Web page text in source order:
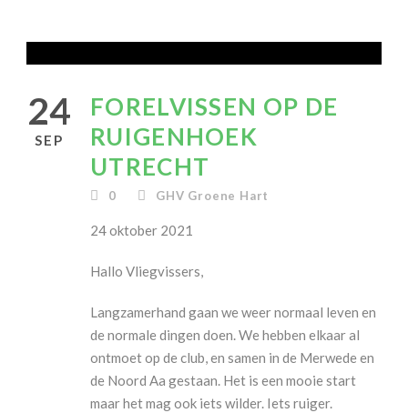
24
SEP
FORELVISSEN OP DE
RUIGENHOEK
UTRECHT
0 GHV Groene Hart
24 oktober 2021
Hallo Vliegvissers,
Langzamerhand gaan we weer normaal leven en
de normale dingen doen. We hebben elkaar al
ontmoet op de club, en samen in de Merwede en
de Noord Aa gestaan. Het is een mooie start
maar het mag ook iets wilder. Iets ruiger.